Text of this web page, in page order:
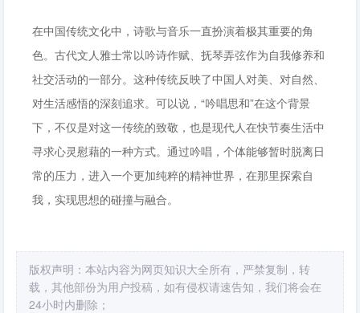
在中国传统文化中，诗歌与音乐一直扮演着极其重要的角
色。古代文人雅士常以吟诗作赋、抚琴弄弦作为自我修养和
社交活动的一部分。这种传统反映了中国人对美、对自然、
对生活感悟的深刻追求。可以说，“吟唱思和”在这个背景
下，不仅是对这一传统的致敬，也是现代人在快节奏生活中
寻求心灵慰藉的一种方式。通过吟唱，个体能够暂时脱离日
常的压力，进入一个更加纯粹的精神世界，在那里探索自
我，实现思想的碰撞与融合。
版权声明：本站内容为网页知识大全所有，严禁复制，转
载，其他部份为用户投稿，如有侵权请速告知，我们将会在
24小时内删除；